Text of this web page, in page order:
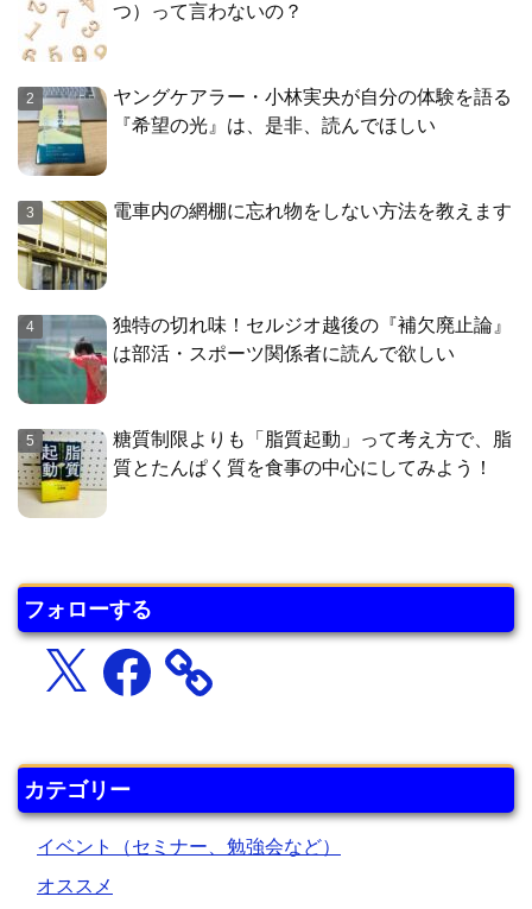
つ）って言わないの？
ヤングケアラー・小林実央が自分の体験を語る
『希望の光』は、是非、読んでほしい
電車内の網棚に忘れ物をしない方法を教えます
独特の切れ味！セルジオ越後の『補欠廃止論』
は部活・スポーツ関係者に読んで欲しい
糖質制限よりも「脂質起動」って考え方で、脂
質とたんぱく質を食事の中心にしてみよう！
フォローする
X Facebook
カテゴリー
イベント（セミナー、勉強会など）
オススメ